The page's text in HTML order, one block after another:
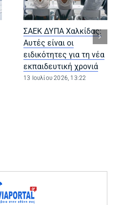
ΣΑΕΚ ΔΥΠΑ Χαλκίδας:
Αυτές είναι οι
ειδικότητες για τη νέα
εκπαιδευτική χρονιά
13 Ιουλίου 2026, 13:22